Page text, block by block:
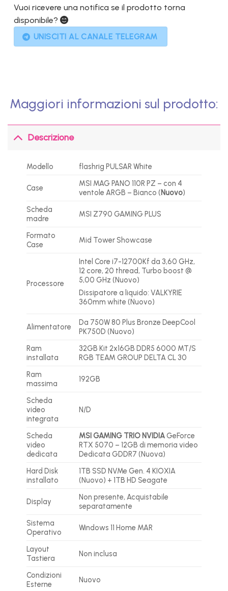
Vuoi ricevere una notifica se il prodotto torna
disponibile?
UNISCITI AL CANALE TELEGRAM
Maggiori informazioni sul prodotto:
Descrizione
Modello flashrig PULSAR White
Case
MSI MAG PANO 110R PZ – con 4
ventole ARGB – Bianco (Nuovo)
Scheda
madre
MSI Z790 GAMING PLUS
Formato
Case
Mid Tower Showcase
Processore
Intel Core i7-12700Kf da 3,60 GHz,
12 core, 20 thread, Turbo boost @
5,00 GHz (Nuovo)
Dissipatore a liquido: VALKYRIE
360mm white (Nuovo)
Alimentatore
Da 750W 80 Plus Bronze DeepCool
PK750D (Nuovo)
Ram
installata
32GB Kit 2x16GB DDR5 6000 MT/S
RGB TEAM GROUP DELTA CL 30
Ram
massima
192GB
Scheda
video
integrata
N/D
Scheda
video
dedicata
MSI GAMING TRIO NVIDIAGeForce
RTX 5070 – 12GB di memoria video
Dedicata GDDR7 (Nuova)
Hard Disk
installato
1TB SSD NVMe Gen. 4 KIOXIA
(Nuovo) + 1TB HD Seagate
Display
Non presente, Acquistabile
separatamente
Sistema
Operativo
Windows 11 Home MAR
Layout
Tastiera
Non inclusa
Condizioni
Esterne
Nuovo